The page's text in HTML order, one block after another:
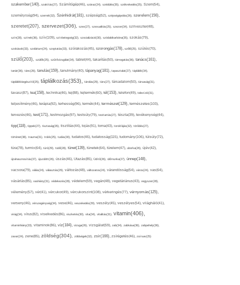
szakember(140), szakítás(27), Számítógép(46), száraz(24), szédülés(35), székrekedés(25), Szem(54),
személyiség(94), szemét(32), Szénhidrát(181), szépség(52), szépségápolás(26), szerelem(156),
szeretet(207), szervezet(306), szex(27), szexualitás(25), szezon(34), szilveszter(48),
szín(28), színek(36), szív(109), szívbetegség(32), szocializáció(30), szódabikarbóna(35), szokás(79),
szokások(33), szolárium(24), szoptatás(33), szórakozás(45), szorongás(178), szőlő(25), szülés(70),
szülő(203), szülők(25), szűrővizsgálat(34), tablet(44), takarítás(50), támogatás(36), tanács(161),
tanár(36), tánc(26), tanulás(159), tanulmány(40), tápanyag(181), tapasztalat(27), táplálék(34),
táplálékkiegészítő(25), táplálkozás(353), tárolás(29), társ(27), társadalom(50), társaság(31),
tavasz(87), tea(158), technika(46), tej(88), tejtermék(60), tél(153), telefon(49), televízió(31),
teljesítmény(46), terápia(92), terhesség(96), termék(44), természet(129), természetes(103),
tervezés(46), test(171), testmozgás(97), testsúly(79), testtartás(27), tészta(39), tevékenység(44),
tipp(118), tippek(27), tisztaság(35), tisztítás(44), tojás(91), torna(43), torokfájás(32), törődés(27),
történet(38), trauma(31), trükk(25), tudás(30), tudatos(46), tudatosság(115), tudomány(106), túlsúly(72),
túra(78), turmix(64), túró(29), tüdő(28), tünet(139), tünetek(64), türelem(47), uborka(26), újév(42),
újrahasznosítás(37), újszülött(26), úszás(46), Utazás(85), Üdítő(26), ülőmunka(27), ünnep(148),
vacsora(79), válás(24), választás(29), változás(48), változatos(24), várandósság(54), város(24), vas(64),
vásárlás(85), vashiány(31), védekezés(28), védelem(59), vegán(48), vegetáriánus(43), vegyszer(28),
vélemény(57), vér(41), vércukor(49), vércukorszint(108), vérkeringés(77), vérnyomás(125),
verseny(46), vérszegénység(34), vese(46), veszekedés(29), veszély(45), veszélyes(54), világháló(41),
virág(34), vírus(82), viselkedés(86), viszketés(30), vita(34), vitalitás(31), vitamin(406),
vitaminhiány(33), vitaminok(86), víz(184), vizsga(26), vizsgálat(59), zab(34), zabkása(36), zabpehely(36),
zavar(24), zene(85), zöldség(304), zöldségek(32), zsír(166), zsírégetés(46), zsírsav(25)